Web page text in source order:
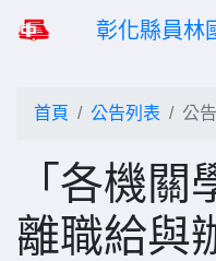
彰化縣員林
首頁 公告列表 公
「各機關
離職給與